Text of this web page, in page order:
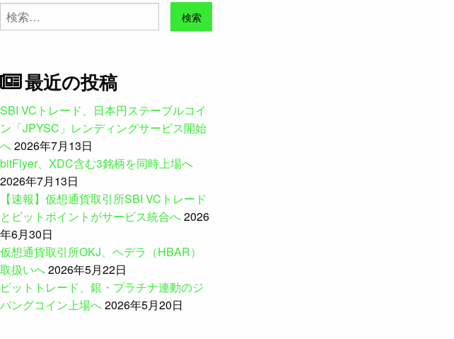
検
索:
最近の投稿
SBI VCトレード、日本円ステーブルコイ
ン「JPYSC」レンディングサービス開始
へ2026年7月13日
bitFlyer、XDC含む3銘柄を同時上場へ
2026年7月13日
【速報】仮想通貨取引所SBI VCトレード
とビットポイントがサービス統合へ2026
年6月30日
仮想通貨取引所OKJ、ヘデラ（HBAR）
取扱いへ2026年5月22日
ビットトレード、銀・プラチナ連動のジ
パングコイン上場へ2026年5月20日